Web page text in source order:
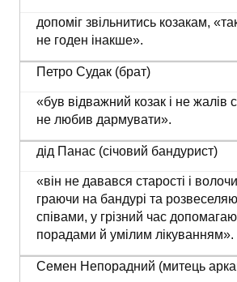
допоміг звільнитись козакам,
не годен інакше».
Петро Судак (брат)
«був відважний козак і не жалів
не любив дармувати».
дід Панас (січовий бандурист)
«він не давався старості і
граючи на бандурі та
співами, у грізний час
порадами й умілим лікуванням».
Семен Непорадний (митець